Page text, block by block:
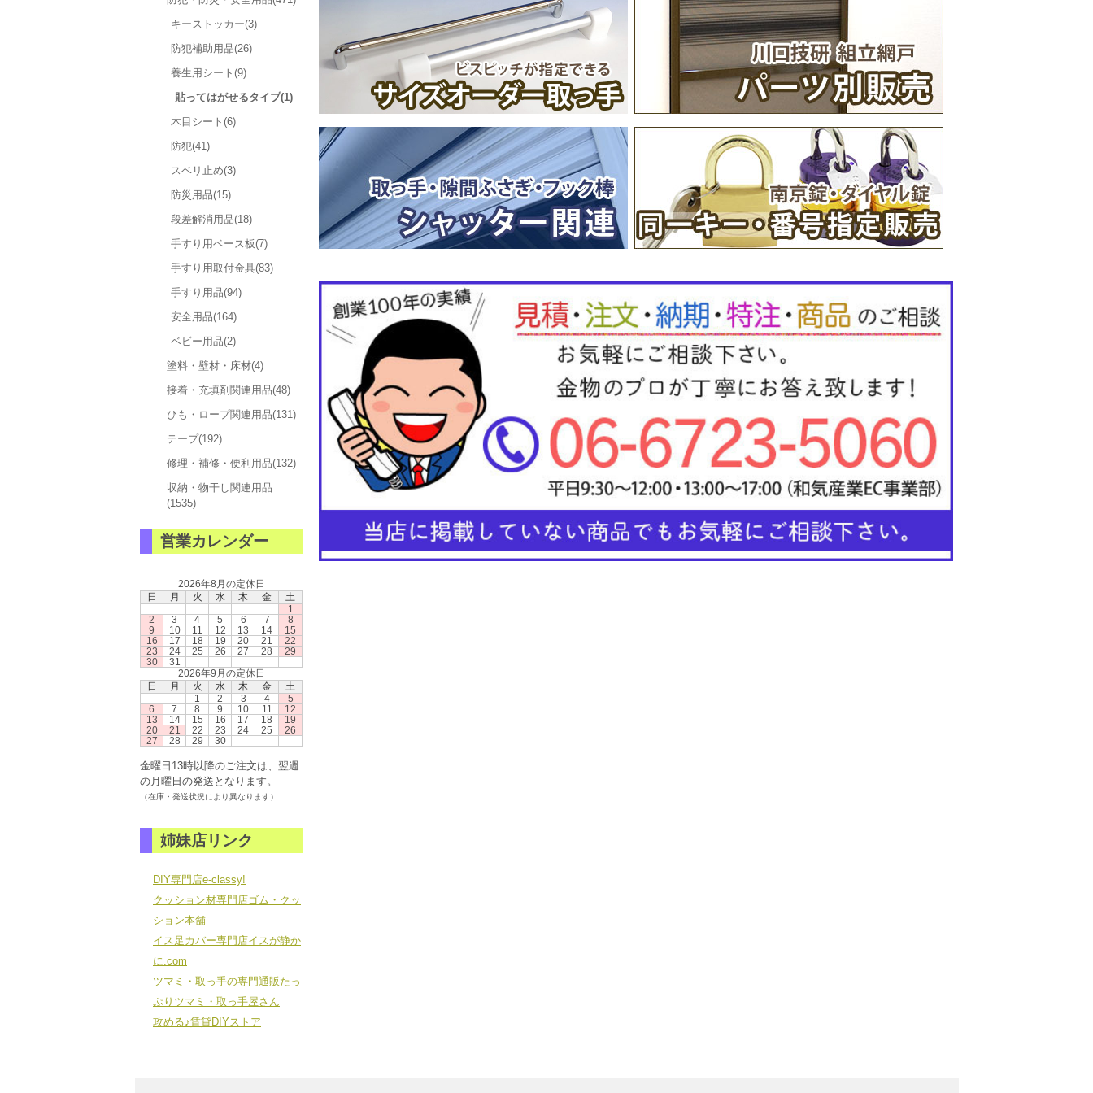
キーストッカー(3)
防犯補助用品(26)
養生用シート(9)
貼ってはがせるタイプ(1)
木目シート(6)
防犯(41)
スベリ止め(3)
防災用品(15)
段差解消用品(18)
手すり用ベース板(7)
手すり用取付金具(83)
手すり用品(94)
安全用品(164)
ベビー用品(2)
塗料・壁材・床材(4)
接着・充填剤関連用品(48)
ひも・ロープ関連用品(131)
テープ(192)
修理・補修・便利用品(132)
収納・物干し関連用品
(1535)
営業カレンダー
2026年8月の定休日
日
月 火 水 木 金
土
1
2
3 4 5 6 7
8
9
10 11 12 13 14
15
16
17 18 19 20 21
22
23
24 25 26 27 28
29
30
31
2026年9月の定休日
日
月 火 水 木 金
土
1
2 3 4
5
6
7 8 9 10 11
12
13
14 15 16 17 18
19
20
21 22 23 24 25
26
27
28 29 30
金曜日13時以降のご注文は、翌週
の月曜日の発送となります。
（在庫・発送状況により異なります）
姉妹店リンク
DIY専門店e-classy!
クッション材専門店ゴム・クッ
ション本舗
イス足カバー専門店イスが静か
に.com
ツマミ・取っ手の専門通販たっ
ぷりツマミ・取っ手屋さん
攻める♪賃貸DIYストア